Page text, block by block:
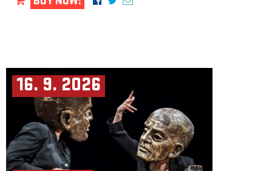
16. 9. 2026